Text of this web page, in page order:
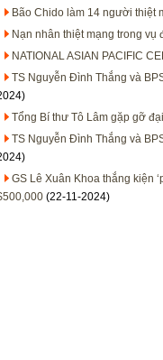
Bão Chido làm 14 người thiệt
Nạn nhân thiệt mạng trong
NATIONAL ASIAN PACIFIC
TS Nguyễn Đình Thắng và
Tổng Bí thư Tô Lâm gặp gỡ
TS Nguyễn Đình Thắng và
GS Lê Xuân Khoa thắng kiện
(22-11-2024)